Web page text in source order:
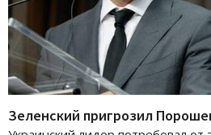
Зеленский пригрозил